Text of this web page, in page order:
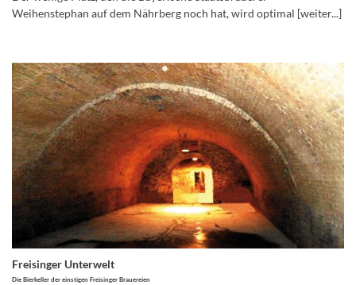
Weihenstephan auf dem Nährberg noch hat, wird optimal [weiter...]
Freisinger Unterwelt
Die Bierkeller der einstigen Freisinger Brauereien